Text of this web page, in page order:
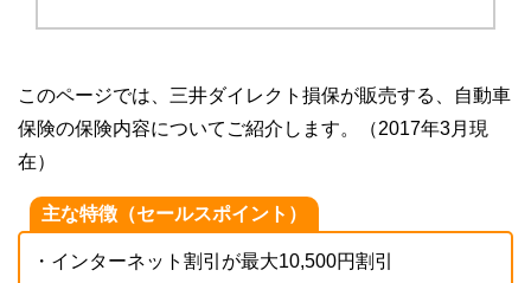
このページでは、三井ダイレクト損保が販売する、自動車
保険の保険内容についてご紹介します。（2017年3月現
在）
主な特徴（セールスポイント）
・インターネット割引が最大10,500円割引